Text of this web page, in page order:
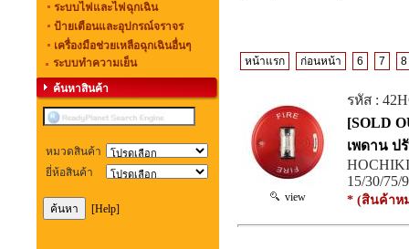
ระบบไฟและไฟฉุกเฉิน
ป้ายเตือนและอุปกรณ์จราจร
เครื่องมือช่วยเหลือฉุกเฉินอื่นๆ
ระบบทำความเย็น
ค้นหาสินค้า
หมวดสินค้า
ยี่ห้อสินค้า
[Help]
หน้าแรก ก่อนหน้า 6 7 8
view
รหัส :
[SOLD
เพดาน ป
HOCHIKI
15/30/75/
* (สินค้าห